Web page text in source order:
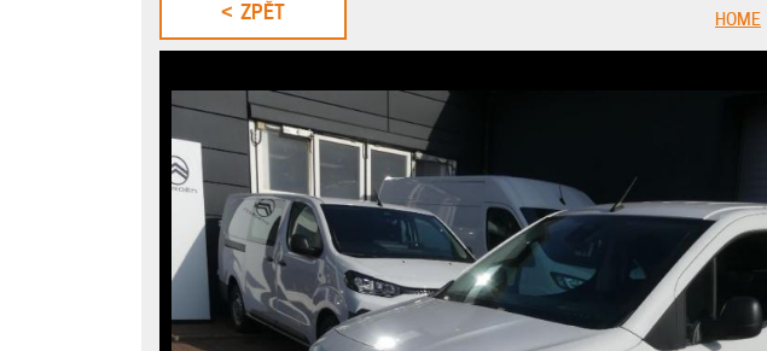
< ZPĚT HOME